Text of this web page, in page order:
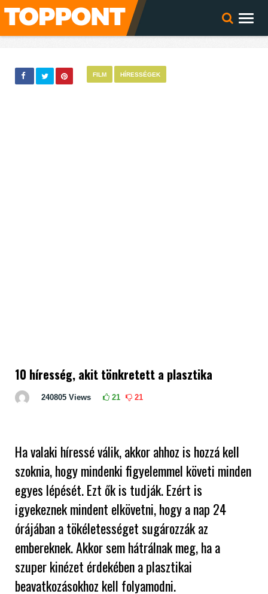
FILM HÍRESSÉGEK
10 híresség, akit tönkretett a plasztika
240805 Views 21 21
Ha valaki híressé válik, akkor ahhoz is hozzá kell
szoknia, hogy mindenki figyelemmel követi minden
egyes lépését. Ezt ők is tudják. Ezért is
igyekeznek mindent elkövetni, hogy a nap 24
órájában a tökéletességet sugározzák az
embereknek. Akkor sem hátrálnak meg, ha a
szuper kinézet érdekében a plasztikai
beavatkozásokhoz kell folyamodni.